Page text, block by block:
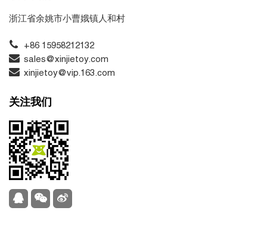
浙江省余姚市小曹娥镇人和村
+86 15958212132
sales@xinjietoy.com
xinjietoy@vip.163.com
关注我们